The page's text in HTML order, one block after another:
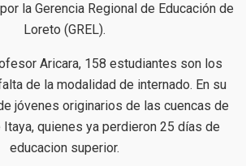
la Gerencia Regional de Educación de
Loreto (GREL).
Aricara, 158 estudiantes son los
de la modalidad de internado. En su
jóvenes originarios de las cuencas de
quienes ya perdieron 25 días de
educacion superior.